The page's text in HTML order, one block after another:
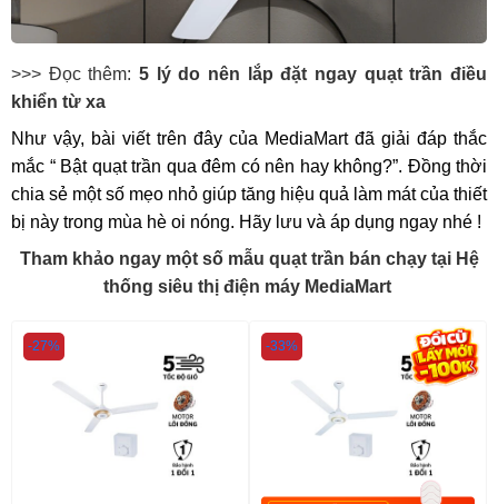
>>> Đọc thêm: 5 lý do nên lắp đặt ngay quạt trần điều
khiển từ xa
Như vậy, bài viết trên đây của MediaMart đã giải đáp thắc
mắc “ Bật quạt trần qua đêm có nên hay không?”. Đồng thời
chia sẻ một số mẹo nhỏ giúp tăng hiệu quả làm mát của thiết
bị này trong mùa hè oi nóng. Hãy lưu và áp dụng ngay nhé !
Tham khảo ngay một số mẫu quạt trần bán chạy tại Hệ
thống siêu thị điện máy MediaMart
-27% -33%